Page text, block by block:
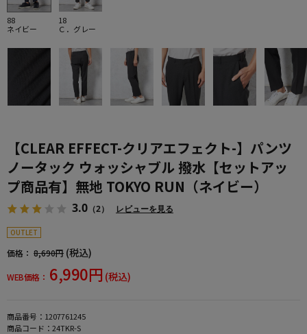
88
ネイビー
18
Ｃ．グレー
【CLEAR EFFECT-クリアエフェクト-】パンツ
ノータック ウォッシャブル 撥水【セットアッ
プ商品有】無地 TOKYO RUN（ネイビー）
3.0 （2） レビューを見る
OUTLET
価格： 8,690円 (税込)
WEB価格： 6,990円 (税込)
商品番号： 1207761245
商品コード： 24TKR-S